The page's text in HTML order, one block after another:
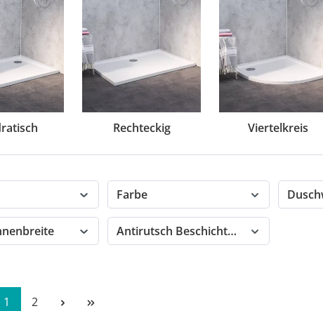
Rechteckig Viertelkreis
Farbe
Antirutsch Beschichtung
Seite
1 Seite
2